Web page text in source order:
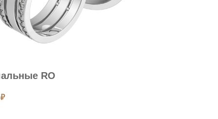
RO
₽